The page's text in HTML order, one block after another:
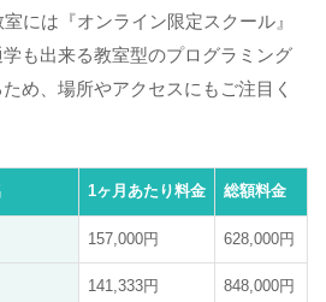
には『オンライン限定スクール』
も出来る教室型のプログラミング
め、場所やアクセスにもご注目く
1ヶ月あたり料金 総額料金
157,000円 628,000円
141,333円 848,000円